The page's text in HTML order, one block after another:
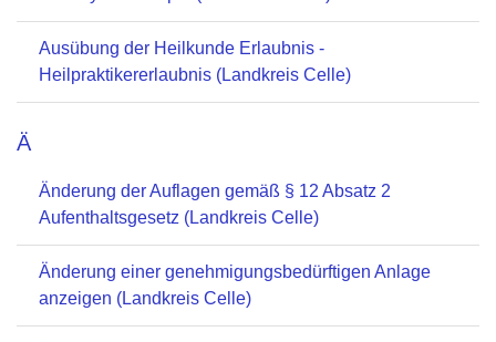
Ausübung der Heilkunde Erlaubnis -
Heilpraktikererlaubnis (Landkreis Celle)
Ä
Änderung der Auflagen gemäß § 12 Absatz 2
Aufenthaltsgesetz (Landkreis Celle)
Änderung einer genehmigungsbedürftigen Anlage
anzeigen (Landkreis Celle)